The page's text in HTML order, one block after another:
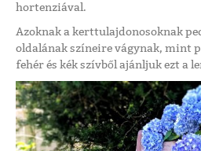
hortenziával.
Azoknak a kerttulajdonosoknak
oldalának színeire vágynak, mint
fehér és kék szívből ajánljuk ezt a